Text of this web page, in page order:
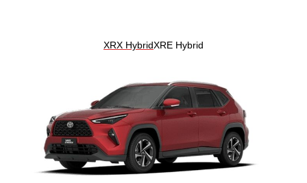
XRX HybridXRE Hybrid